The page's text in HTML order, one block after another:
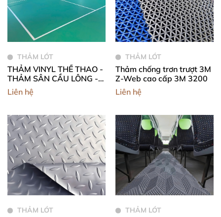
THẢM LÓT
THẢM VINYL THỂ THAO -
THẢM SÂN CẦU LÔNG -
THẢM SÂN ĐA NĂNG -
THẢM SÂN PICKLEBALL
Liên hệ
THẢM LÓT
Thảm chống trơn trượt 3M
Z-Web cao cấp 3M 3200
Liên hệ
THẢM LÓT THẢM LÓT